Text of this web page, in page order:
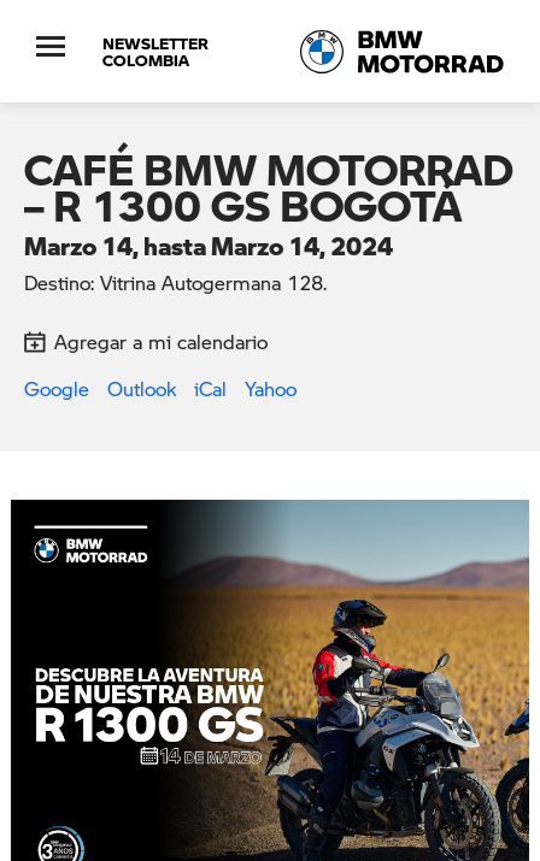
NEWSLETTER
COLOMBIA
CAFÉ BMW MOTORRAD
– R 1300 GS BOGOTÁ
Marzo 14, hasta Marzo 14, 2024
Destino: Vitrina Autogermana 128.
Agregar a mi calendario
Google
Outlook iCal Yahoo